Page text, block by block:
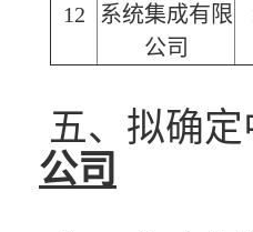
12
系统集成有限
公司
五、拟确
公司